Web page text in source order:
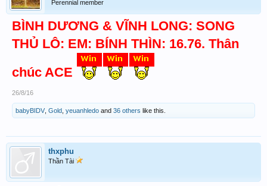
Perennial member
BÌNH DƯƠNG & VĨNH LONG: SONG
THỦ LÔ: EM: BÍNH THÌN: 16.76. Thân
chúc ACE
26/8/16
babyBIDV Gold yeuanhledo and 36 others like this.
thxphu
Thần Tài